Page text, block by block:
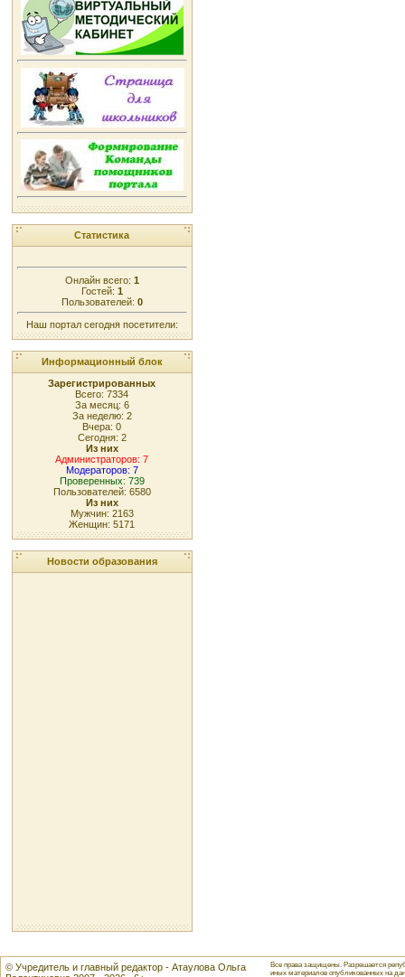
Статистика
Онлайн всего: 1
Гостей: 1
Пользователей: 0
Наш портал сегодня посетители:
Информационный блок
Зарегистрированных
Всего: 7334
За месяц: 6
За неделю: 2
Вчера: 0
Сегодня: 2
Из них
Администраторов: 7
Модераторов: 7
Проверенных: 739
Пользователей: 6580
Из них
Мужчин: 2163
Женщин: 5171
Новости образования
© Учредитель и главный редактор - Атаулова Ольга
Все права защищены. Разрешается
иных материалов опубликованных на